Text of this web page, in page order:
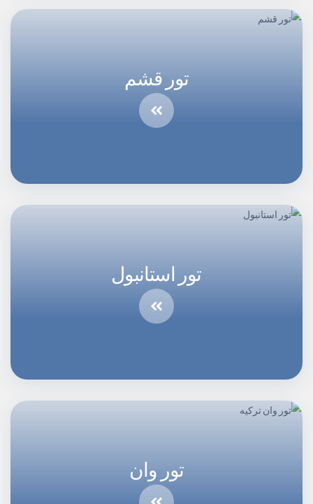
تور قشم
تور استانبول
تور وان